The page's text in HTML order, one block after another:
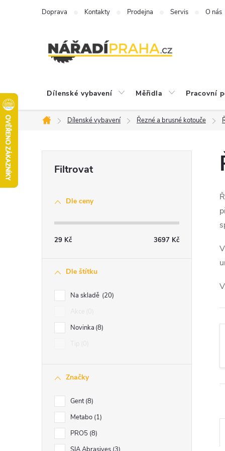
Doprava Kontakty Prodejna Servis O nás
Dílenské vybavení Měřidla Pracovní
Domů
Dílenské vybavení Řezné a brusné kotouče
Dle ceny
29 Kč 3697 Kč
Dle štítku
Na skladě 20
Novinka 8
Značky
Gent 8
Metabo 1
PRO5 8